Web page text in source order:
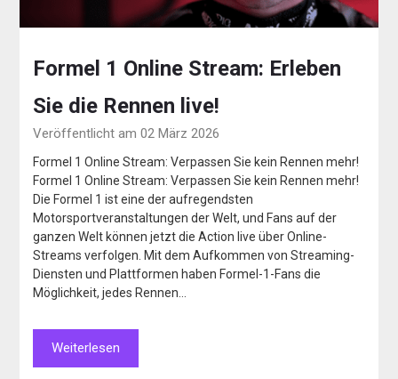
Formel 1 Online Stream: Erleben
Sie die Rennen live!
Veröffentlicht am 02 März 2026
Formel 1 Online Stream: Verpassen Sie kein Rennen mehr!
Formel 1 Online Stream: Verpassen Sie kein Rennen mehr!
Die Formel 1 ist eine der aufregendsten
Motorsportveranstaltungen der Welt, und Fans auf der
ganzen Welt können jetzt die Action live über Online-
Streams verfolgen. Mit dem Aufkommen von Streaming-
Diensten und Plattformen haben Formel-1-Fans die
Möglichkeit, jedes Rennen…
Weiterlesen